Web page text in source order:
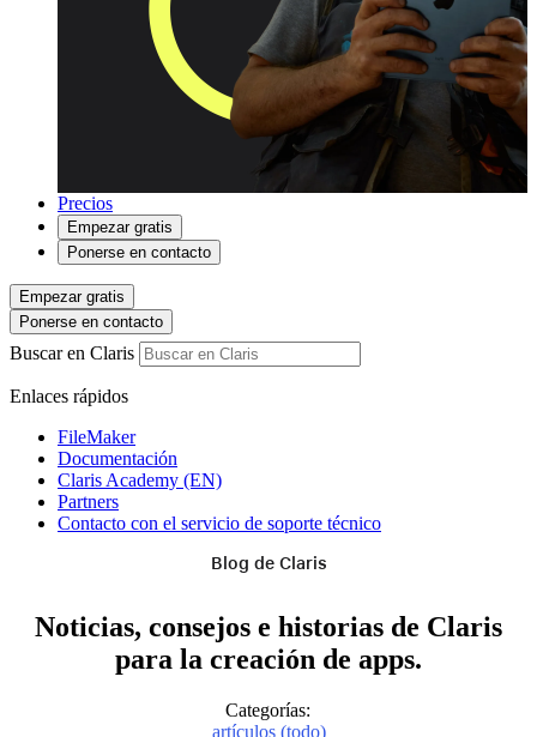
Precios
Empezar gratis
Ponerse en contacto
Empezar gratis
Ponerse en contacto
Buscar en Claris
Enlaces rápidos
FileMaker
Documentación
Claris Academy (EN)
Partners
Contacto con el servicio de soporte técnico
Blog de Claris
Noticias, consejos e historias de Claris
para la creación de apps.
Categorías:
artículos (todo)